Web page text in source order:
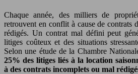
Chaque année, des milliers de
retrouvent en conflit à cause de contrats
rédigés. Un contrat mal défini peut
litiges coûteux et des situations
Selon une étude de la Chambre
25% des litiges liés à la location
à des contrats incomplets ou mal